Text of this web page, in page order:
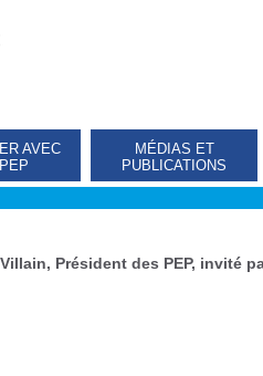
AVEC
MÉDIAS ET
PUBLICATIONS
Président des PEP, invité